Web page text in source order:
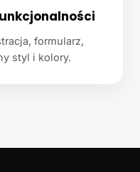
formularz,
styl i kolory.